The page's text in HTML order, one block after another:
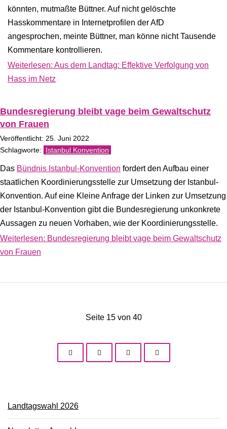
könnten, mutmaßte Büttner. Auf nicht gelöschte
Hasskommentare in Internetprofilen der AfD
angesprochen, meinte Büttner, man könne nicht Tausende
Kommentare kontrollieren.
Weiterlesen: Aus dem Landtag: Effektive Verfolgung von
Hass im Netz
Bundesregierung bleibt vage beim Gewaltschutz
von Frauen
Veröffentlicht: 25. Juni 2022
Istanbul Konvention
Das Bündnis Istanbul-Konvention fordert den Aufbau einer
staatlichen Koordinierungsstelle zur Umsetzung der Istanbul-
Konvention. Auf eine Kleine Anfrage der Linken zur Umsetzung
der Istanbul-Konvention gibt die Bundesregierung unkonkrete
Aussagen zu neuen Vorhaben, wie der Koordinierungsstelle.
Weiterlesen: Bundesregierung bleibt vage beim Gewaltschutz
von Frauen
Seite 15 von 40
Landtagswahl 2026